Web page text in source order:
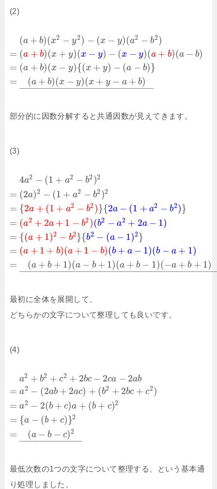
(2)
(a + b)(x2 − y2) − (x − y)(a2 − b2)
= (a + b)(x + y)(x − y) − (x − y)(a + b)(a − b)
= (a + b)(x − y){(x + y) − (a − b)}
=
(a + b)(x − y)(x + y − a + b)
– –
––––––––––––––––––––––––––––––
部分的に因数分解すると共通因数が見えてきます。
(3)
4a2 − (1 + a2 − b2 )2
= (2a)2 − (1 + a2 − b2 )2
= {2a + (1 + a2 − b2)}{2a − (1 + a2 − b2)}
= (a2 + 2a + 1 − b2)(b2 − a2 + 2a − 1)
= {(a + 1)2 − b2}{b2 − (a − 1)2}
= (a + 1 + b)(a + 1 − b)(b + a − 1)(b − a + 1)
=
(a + b + 1)(a − b + 1)(a + b − 1)(−a + b + 1)
––––––––––––––––––––––––––––––––––––––––––––––
最初に全体を展開して、
どちらかの文字について整理しても良いです。
(4)
a2 + b2 + c2 + 2bc − 2ca − 2ab
= a2 − (2ab + 2ac) + (b2 + 2bc + c2)
= a2 − 2(b + c)a + (b + c)2
= {a − (b + c)}2
= (a − b − c)2
– –
–––––––––––––
最低次数の1つの文字について整理する、という基本通
り処理しました。